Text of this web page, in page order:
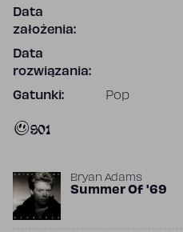
Data
założenia:
Data
rozwiązania:
Gatunki: Pop
901
Bryan Adams
Summer Of '69